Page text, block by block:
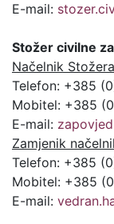
E-mail:
Stožer civilne
Načelnik
Telefon: +385
Mobitel: +385
E-mail:
Zamjenik
Telefon: +385
Mobitel: +385
E-mail: